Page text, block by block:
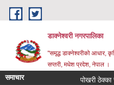
Skip to main content
डाक्नेश्वरी नगरपालिका
"समृद्ध डाक्नेश्वरीको आधार,
सप्तरी, मधेश प्रदेश, नेपाल ।
समाचार पोखरी ठेक्का